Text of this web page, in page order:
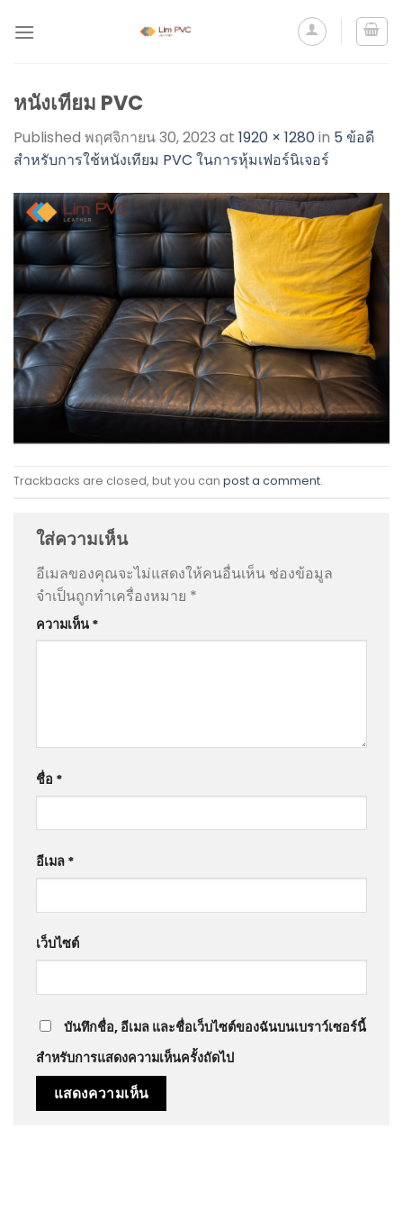
หนังเทียม PVC
Published พฤศจิกายน 30, 2023 at 1920 × 1280in 5 ข้อดี
สำหรับการใช้หนังเทียม PVC ในการหุ้มเฟอร์นิเจอร์
Trackbacks are closed, but you can post a comment.
ใส่ความเห็น
อีเมลของคุณจะไม่แสดงให้คนอื่นเห็น ช่องข้อมูล
จำเป็นถูกทำเครื่องหมาย *
ความเห็น *
ชื่อ *
อีเมล *
เว็บไซต์
บันทึกชื่อ, อีเมล และชื่อเว็บไซต์ของฉันบนเบราว์เซอร์นี้
สำหรับการแสดงความเห็นครั้งถัดไป